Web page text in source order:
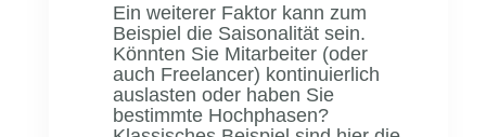
Ein weiterer Faktor kann zum
Beispiel die Saisonalität sein.
Könnten Sie Mitarbeiter (oder
auch Freelancer) kontinuierlich
auslasten oder haben Sie
bestimmte Hochphasen?